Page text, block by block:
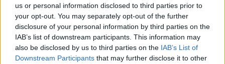
us or personal information disclosed to third parties prior to
your opt-out. You may separately opt-out of the further
disclosure of your personal information by third parties on the
IAB’s list of downstream participants. This information may
also be disclosed by us to third parties on the IAB’s List of
Downstream Participants that may further disclose it to other
auf Deinen nächsten Besuch in unserem Forum!
„Zum Spiel“
< Zurück 1 2
magiChris